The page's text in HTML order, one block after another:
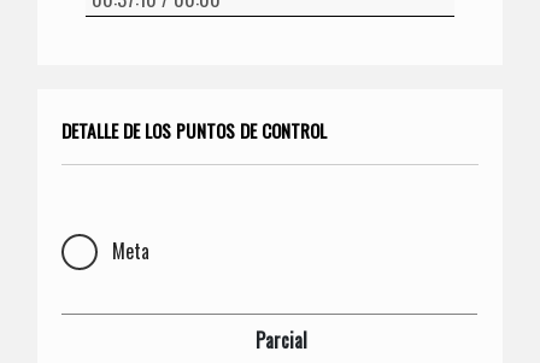
DETALLE DE LOS PUNTOS DE CONTROL
Meta
Parcial